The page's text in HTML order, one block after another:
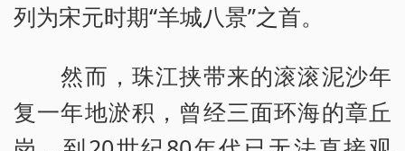
列为宋元时期“羊城八景”之首。
然而，珠江挟带来的滚滚泥沙年
复一年地淤积，曾经三面环海的章丘